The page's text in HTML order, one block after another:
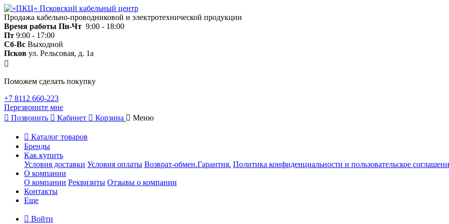
Продажа кабельно-проводниковой и электротехнической продукции
Время работы Пн-Чт 9:00 - 18:00
Пт 9:00 - 17:00
Сб-Вс Выходной
Псков ул. Рельсовая, д. 1а
Поможем сделать покупку
+7 8112 660-223
Перезвоните мне
Позвонить
Кабинет Корзина Меню
Каталог товаров
Бренды
Как купить
Условия доставки Условия оплаты Возврат-обмен.Гарантия. Политика конфиденциальности и пользовательское
О компании
О компании Реквизиты Отзывы о компании
Контакты
Еще
Войти